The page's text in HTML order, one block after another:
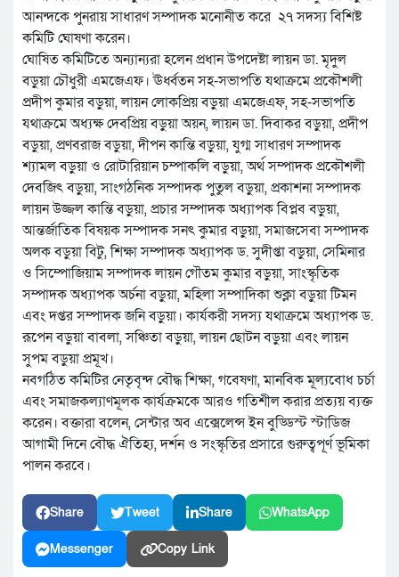
আনন্দকে পুনরায় সাধারণ সম্পাদক মনোনীত করে ২৭ সদস্য বিশিষ্ট
কমিটি ঘোষণা করেন।
ঘোষিত কমিটিতে অন্যান্যরা হলেন প্রধান উপদেষ্টা লায়ন ডা. মৃদুল
বড়ুয়া চৌধুরী এমজেএফ। ঊর্ধ্বতন সহ-সভাপতি যথাক্রমে প্রকৌশলী
প্রদীপ কুমার বড়ুয়া, লায়ন লোকপ্রিয় বড়ুয়া এমজেএফ, সহ-সভাপতি
যথাক্রমে অধ্যক্ষ দেবপ্রিয় বড়ুয়া অয়ন, লায়ন ডা. দিবাকর বড়ুয়া, প্রদীপ
বড়ুয়া, প্রণবরাজ বড়ুয়া, দীপন কান্তি বড়ুয়া, যুগ্ম সাধারণ সম্পাদক
শ্যামল বড়ুয়া ও রোটারিয়ান চম্পাকলি বড়ুয়া, অর্থ সম্পাদক প্রকৌশলী
দেবজিৎ বড়ুয়া, সাংগঠনিক সম্পাদক পুতুল বড়ুয়া, প্রকাশনা সম্পাদক
লায়ন উজ্জল কান্তি বড়ুয়া, প্রচার সম্পাদক অধ্যাপক বিপ্লব বড়ুয়া,
আন্তর্জাতিক বিষয়ক সম্পাদক সনৎ কুমার বড়ুয়া, সমাজসেবা সম্পাদক
অলক বড়ুয়া বিটু, শিক্ষা সম্পাদক অধ্যাপক ড. সুদীপ্তা বড়ুয়া, সেমিনার
ও সিম্পোজিয়াম সম্পাদক লায়ন গৌতম কুমার বড়ুয়া, সাংস্কৃতিক
সম্পাদক অধ্যাপক অর্চনা বড়ুয়া, মহিলা সম্পাদিকা শুক্লা বড়ুয়া টিমন
এবং দপ্তর সম্পাদক জনি বড়ুয়া। কার্যকরী সদস্য যথাক্রমে অধ্যাপক ড.
রূপেন বড়ুয়া বাবলা, সঞ্চিতা বড়ুয়া, লায়ন ছোটন বড়ুয়া এবং লায়ন
সুপম বড়ুয়া প্রমূখ।
নবগঠিত কমিটির নেতৃবৃন্দ বৌদ্ধ শিক্ষা, গবেষণা, মানবিক মূল্যবোধ চর্চা
এবং সমাজকল্যাণমূলক কার্যক্রমকে আরও গতিশীল করার প্রত্যয় ব্যক্ত
করেন। বক্তারা বলেন, সেন্টার অব এক্সেলেন্স ইন বুড্ডিস্ট স্টাডিজ
আগামী দিনে বৌদ্ধ ঐতিহ্য, দর্শন ও সংস্কৃতির প্রসারে গুরুত্বপূর্ণ ভূমিকা
পালন করবে।
Share Tweet Share WhatsApp
Messenger Copy Link